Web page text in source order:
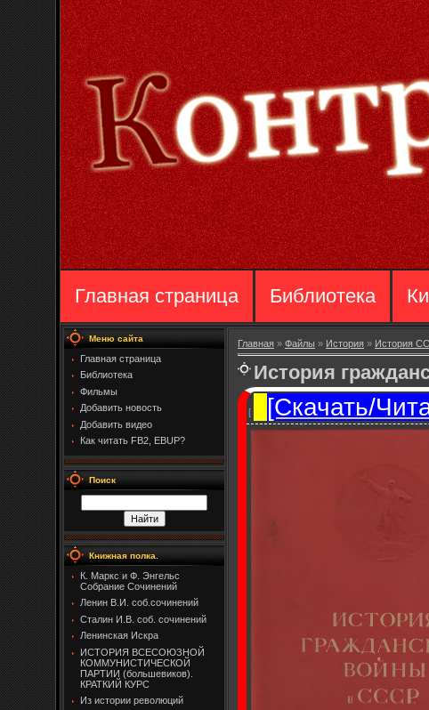
Главная страница Библиотека
Меню сайта
Главная страница
Библиотека
Фильмы
Добавить новость
Добавить видео
Как читать FB2, EBUP?
Поиск
Книжная полка.
К. Маркс и Ф. Энгельс
Собрание Сочинений
Ленин В.И. соб.сочинений
Сталин И.В. соб. сочинений
Ленинская Искра
ИСТОРИЯ ВСЕСОЮЗНОЙ
КОММУНИСТИЧЕСКОЙ
ПАРТИИ (большевиков).
КРАТКИЙ КУРС
Из истории революций
Главная » Файлы » История » История
История
[ [Скачать/